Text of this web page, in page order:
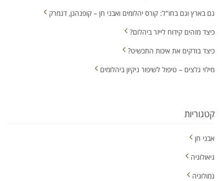
גם בארץ וגם בחו"ל: קורס יהלומים ואבני חן – קופנהגן, דנמרק
כיצד מזהים קידוח לייזר ביהלום?
כיצד בודקים את איכות התכשיט?
מילוי גלצים – טיפול לשיפור ניקיון ביהלומים
קטגוריות
אבני חן
גיאולוגיה
גמולוגיה